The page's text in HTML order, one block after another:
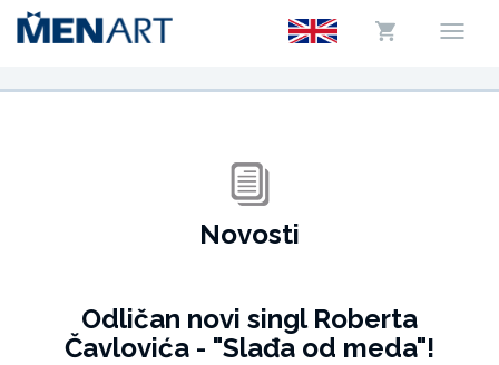
Novosti
Odličan novi singl Roberta
Čavlovića - "Slađa od meda"!